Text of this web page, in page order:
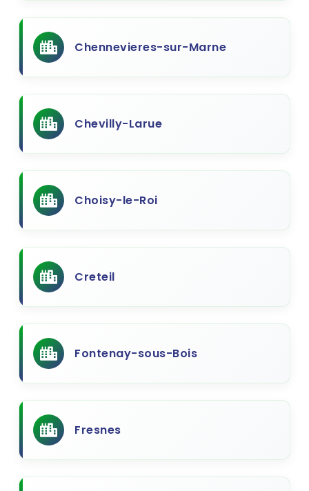
Chennevieres-sur-Marne
Chevilly-Larue
Choisy-le-Roi
Creteil
Fontenay-sous-Bois
Fresnes